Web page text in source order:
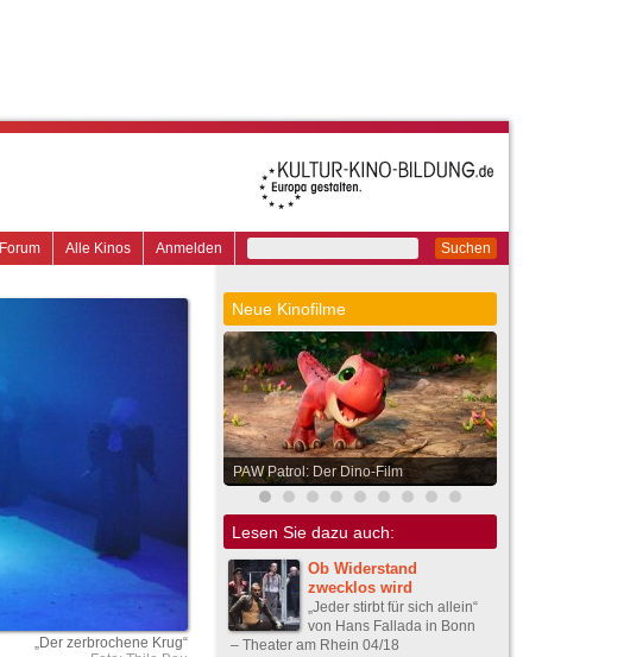
Suchen
Anmelden
Alle Kinos
Forum
„Der zerbrochene Krug“
Neue Kinofilme
PAW Patrol: Der Dino-Film
Lesen Sie dazu auch:
Ob Widerstand
zwecklos wird
„Jeder stirbt für sich allein“
von Hans Fallada in Bonn
– Theater am Rhein 04/18